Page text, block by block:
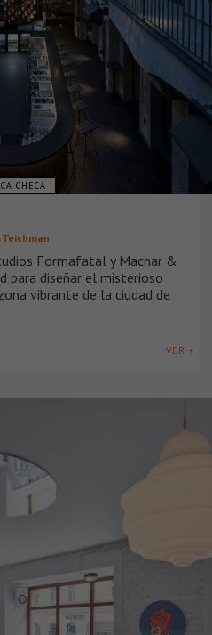
CHECA
Formafatal y Machar &
para diseñar el misterioso
vibrante de la ciudad de
VER +